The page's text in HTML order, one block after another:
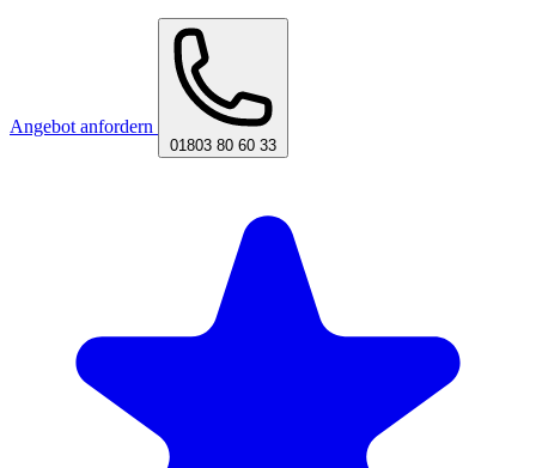
Angebot anfordern
01803 80 60 33